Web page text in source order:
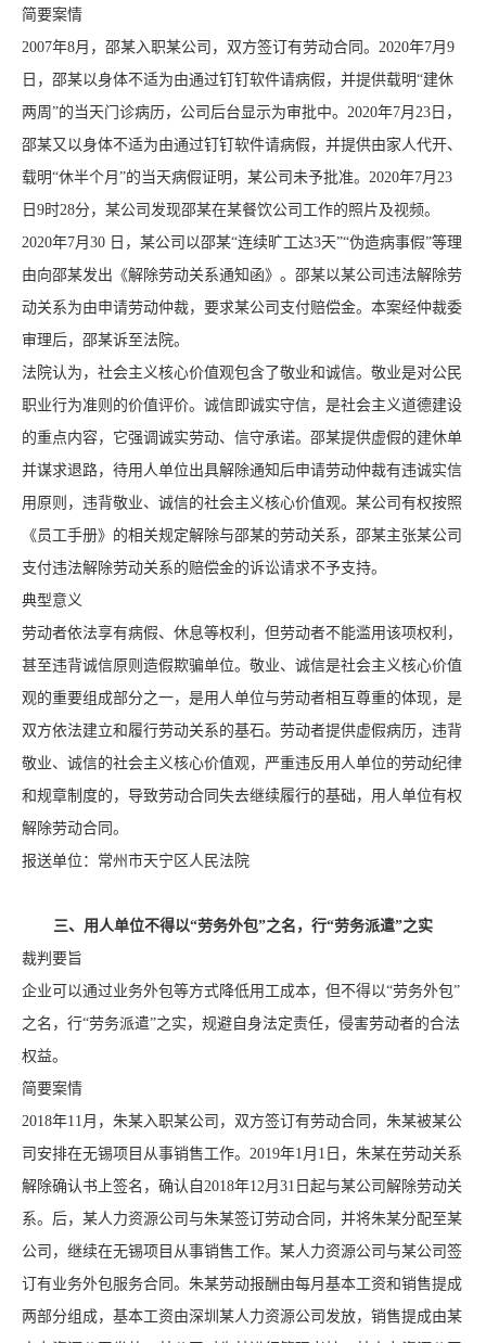
简要案情
2007年8月，邵某入职某公司，双方签订有劳动合同。2020年7月9
日，邵某以身体不适为由通过钉钉软件请病假，并提供载明“建休
两周”的当天门诊病历，公司后台显示为审批中。2020年7月23日，
邵某又以身体不适为由通过钉钉软件请病假，并提供由家人代开、
载明“休半个月”的当天病假证明，某公司未予批准。2020年7月23
日9时28分，某公司发现邵某在某餐饮公司工作的照片及视频。
2020年7月30 日，某公司以邵某“连续旷工达3天”“伪造病事假”等理
由向邵某发出《解除劳动关系通知函》。邵某以某公司违法解除劳
动关系为由申请劳动仲裁，要求某公司支付赔偿金。本案经仲裁委
审理后，邵某诉至法院。
法院认为，社会主义核心价值观包含了敬业和诚信。敬业是对公民
职业行为准则的价值评价。诚信即诚实守信，是社会主义道德建设
的重点内容，它强调诚实劳动、信守承诺。邵某提供虚假的建休单
并谋求退路，待用人单位出具解除通知后申请劳动仲裁有违诚实信
用原则，违背敬业、诚信的社会主义核心价值观。某公司有权按照
《员工手册》的相关规定解除与邵某的劳动关系，邵某主张某公司
支付违法解除劳动关系的赔偿金的诉讼请求不予支持。
典型意义
劳动者依法享有病假、休息等权利，但劳动者不能滥用该项权利，
甚至违背诚信原则造假欺骗单位。敬业、诚信是社会主义核心价值
观的重要组成部分之一，是用人单位与劳动者相互尊重的体现，是
双方依法建立和履行劳动关系的基石。劳动者提供虚假病历，违背
敬业、诚信的社会主义核心价值观，严重违反用人单位的劳动纪律
和规章制度的，导致劳动合同失去继续履行的基础，用人单位有权
解除劳动合同。
报送单位：常州市天宁区人民法院
三、用人单位不得以“劳务外包”之名，行“劳务派遣”之实
裁判要旨
企业可以通过业务外包等方式降低用工成本，但不得以“劳务外包”
之名，行“劳务派遣”之实，规避自身法定责任，侵害劳动者的合法
权益。
简要案情
2018年11月，朱某入职某公司，双方签订有劳动合同，朱某被某公
司安排在无锡项目从事销售工作。2019年1月1日，朱某在劳动关系
解除确认书上签名，确认自2018年12月31日起与某公司解除劳动关
系。后，某人力资源公司与朱某签订劳动合同，并将朱某分配至某
公司，继续在无锡项目从事销售工作。某人力资源公司与某公司签
订有业务外包服务合同。朱某劳动报酬由每月基本工资和销售提成
两部分组成，基本工资由深圳某人力资源公司发放，销售提成由某